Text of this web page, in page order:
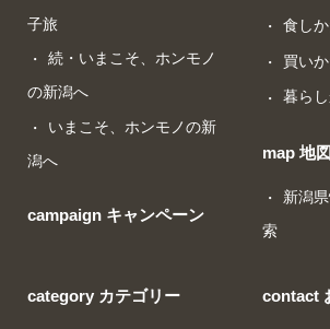
子旅
続・いまこそ、ホンモノ
の新潟へ
いまこそ、ホンモノの新
潟へ
campaign キャンペーン
食し
買い
暮ら
map 地図
新潟
索
category カテゴリー contact